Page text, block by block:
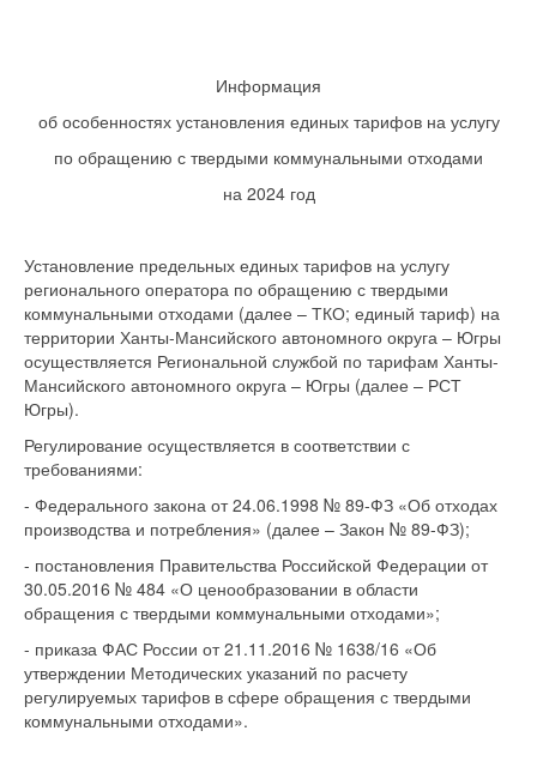
Информация
об особенностях установления единых тарифов на услугу
по обращению с твердыми коммунальными отходами
на 2024 год
Установление предельных единых тарифов на услугу
регионального оператора по обращению с твердыми
коммунальными отходами (далее – ТКО; единый тариф) на
территории Ханты-Мансийского автономного округа – Югры
осуществляется Региональной службой по тарифам Ханты-
Мансийского автономного округа – Югры (далее – РСТ
Югры).
Регулирование осуществляется в соответствии с
требованиями:
- Федерального закона от 24.06.1998 № 89-ФЗ «Об отходах
производства и потребления» (далее – Закон № 89-ФЗ);
- постановления Правительства Российской Федерации от
30.05.2016 № 484 «О ценообразовании в области
обращения с твердыми коммунальными отходами»;
- приказа ФАС России от 21.11.2016 № 1638/16 «Об
утверждении Методических указаний по расчету
регулируемых тарифов в сфере обращения с твердыми
коммунальными отходами».